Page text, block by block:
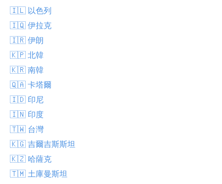
🇮🇱 以色列
🇮🇶 伊拉克
🇮🇷 伊朗
🇰🇵 北韓
🇰🇷 南韓
🇶🇦 卡塔爾
🇮🇩 印尼
🇮🇳 印度
🇹🇼 台灣
🇰🇬 吉爾吉斯斯坦
🇰🇿 哈薩克
🇹🇲 土庫曼斯坦